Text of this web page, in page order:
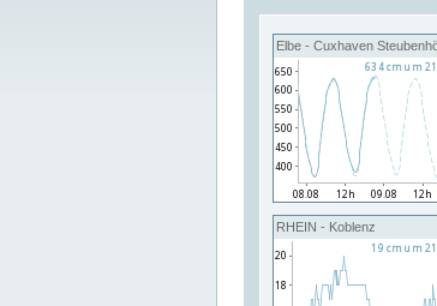
Elbe - Cuxhaven
RHEIN - Koblenz